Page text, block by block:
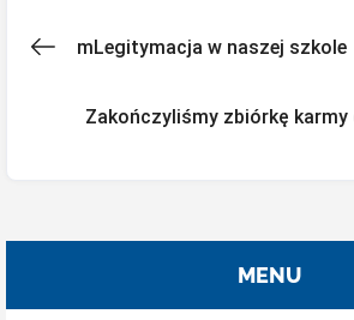
Nawigacja
wpisu
mLegitymacja w naszej szkole
Zakończyliśmy zbiórkę
MENU